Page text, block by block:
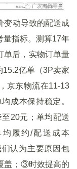
变动导致的配送成
量指标。测算17年
单后，实物订单量
亿单（3P卖家
京东物流在11-13
成本保持稳定。
20元；单均配送
均履约/配送成本
认为主要原因包
盖；③时效提高的